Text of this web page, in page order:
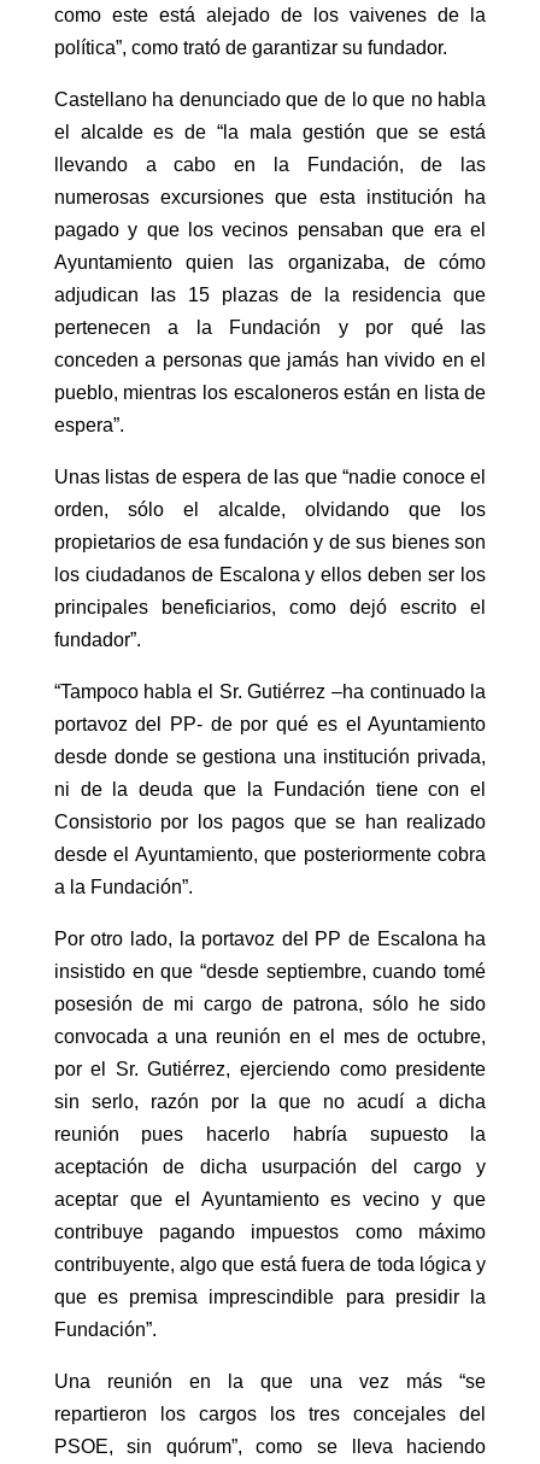
como este está alejado de los vaivenes de la
política”, como trató de garantizar su fundador.
Castellano ha denunciado que de lo que no habla
el alcalde es de “la mala gestión que se está
llevando a cabo en la Fundación, de las
numerosas excursiones que esta institución ha
pagado y que los vecinos pensaban que era el
Ayuntamiento quien las organizaba, de cómo
adjudican las 15 plazas de la residencia que
pertenecen a la Fundación y por qué las
conceden a personas que jamás han vivido en el
pueblo, mientras los escaloneros están en lista de
espera”.
Unas listas de espera de las que “nadie conoce el
orden, sólo el alcalde, olvidando que los
propietarios de esa fundación y de sus bienes son
los ciudadanos de Escalona y ellos deben ser los
principales beneficiarios, como dejó escrito el
fundador”.
“Tampoco habla el Sr. Gutiérrez –ha continuado la
portavoz del PP- de por qué es el Ayuntamiento
desde donde se gestiona una institución privada,
ni de la deuda que la Fundación tiene con el
Consistorio por los pagos que se han realizado
desde el Ayuntamiento, que posteriormente cobra
a la Fundación”.
Por otro lado, la portavoz del PP de Escalona ha
insistido en que “desde septiembre, cuando tomé
posesión de mi cargo de patrona, sólo he sido
convocada a una reunión en el mes de octubre,
por el Sr. Gutiérrez, ejerciendo como presidente
sin serlo, razón por la que no acudí a dicha
reunión pues hacerlo habría supuesto la
aceptación de dicha usurpación del cargo y
aceptar que el Ayuntamiento es vecino y que
contribuye pagando impuestos como máximo
contribuyente, algo que está fuera de toda lógica y
que es premisa imprescindible para presidir la
Fundación”.
Una reunión en la que una vez más “se
repartieron los cargos los tres concejales del
PSOE, sin quórum”, como se lleva haciendo